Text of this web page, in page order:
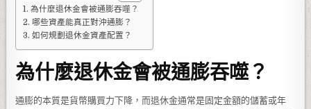
為什麼退休金會被通膨吞噬？
哪些資產能真正對沖通膨？
如何規劃退休金資產配置？
為什麼退休金會被通膨吞噬？
通膨的本質是貨幣購買力下降，而退休金通常是固定金額的儲蓄或年